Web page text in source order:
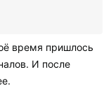
время пришлось
И после